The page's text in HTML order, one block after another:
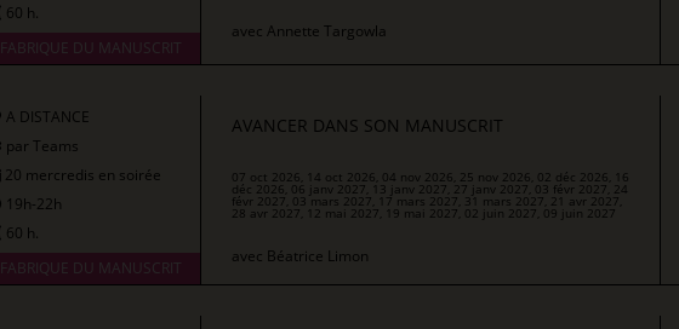
60 h.
FABRIQUE DU MANUSCRIT
avec Annette Targowla
A DISTANCE
par Teams
20 mercredis en soirée
19h-22h
60 h.
FABRIQUE DU MANUSCRIT
AVANCER DANS SON MANUSCRIT
07 oct 2026, 14 oct 2026, 04 nov 2026, 25 nov 2026, 02 déc 2026, 16
déc 2026, 06 janv 2027, 13 janv 2027, 27 janv 2027, 03 févr 2027, 24
févr 2027, 03 mars 2027, 17 mars 2027, 31 mars 2027, 21 avr 2027,
28 avr 2027, 12 mai 2027, 19 mai 2027, 02 juin 2027, 09 juin 2027
avec Béatrice Limon